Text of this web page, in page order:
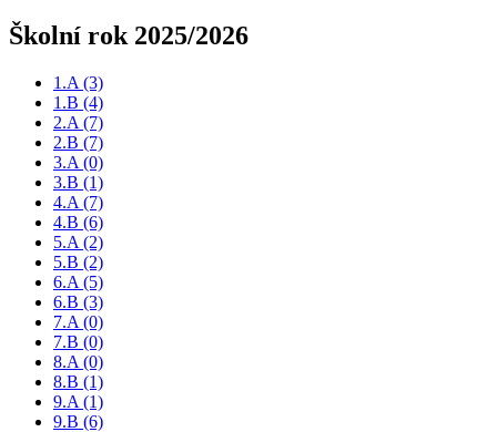
Školní rok 2025/2026
1.A (3)
1.B (4)
2.A (7)
2.B (7)
3.A (0)
3.B (1)
4.A (7)
4.B (6)
5.A (2)
5.B (2)
6.A (5)
6.B (3)
7.A (0)
7.B (0)
8.A (0)
8.B (1)
9.A (1)
9.B (6)